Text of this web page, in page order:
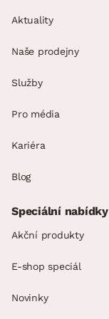
Aktuality
Naše prodejny
Služby
Pro média
Kariéra
Blog
Speciální nabídky
Akční produkty
E-shop speciál
Novinky